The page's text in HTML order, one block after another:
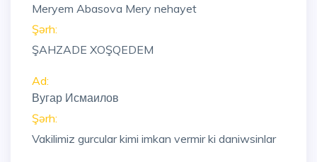
Meryem Abasova Mery nehayet
Şərh:
ŞAHZADE XOŞQEDEM
Ad:
Вугар Исмаилов
Şərh:
Vakilimiz gurcular kimi imkan vermir ki daniwsinlar